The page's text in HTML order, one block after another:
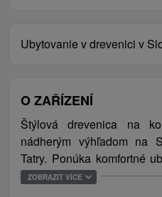
Ubytovanie v drevenici v
O ZAŘÍZENÍ
Štýlová drevenica na
nádherým výhľadom na
Tatry. Ponúka komfortné
spoločenskú miestnosť s
ZOBRAZIT VÍCE